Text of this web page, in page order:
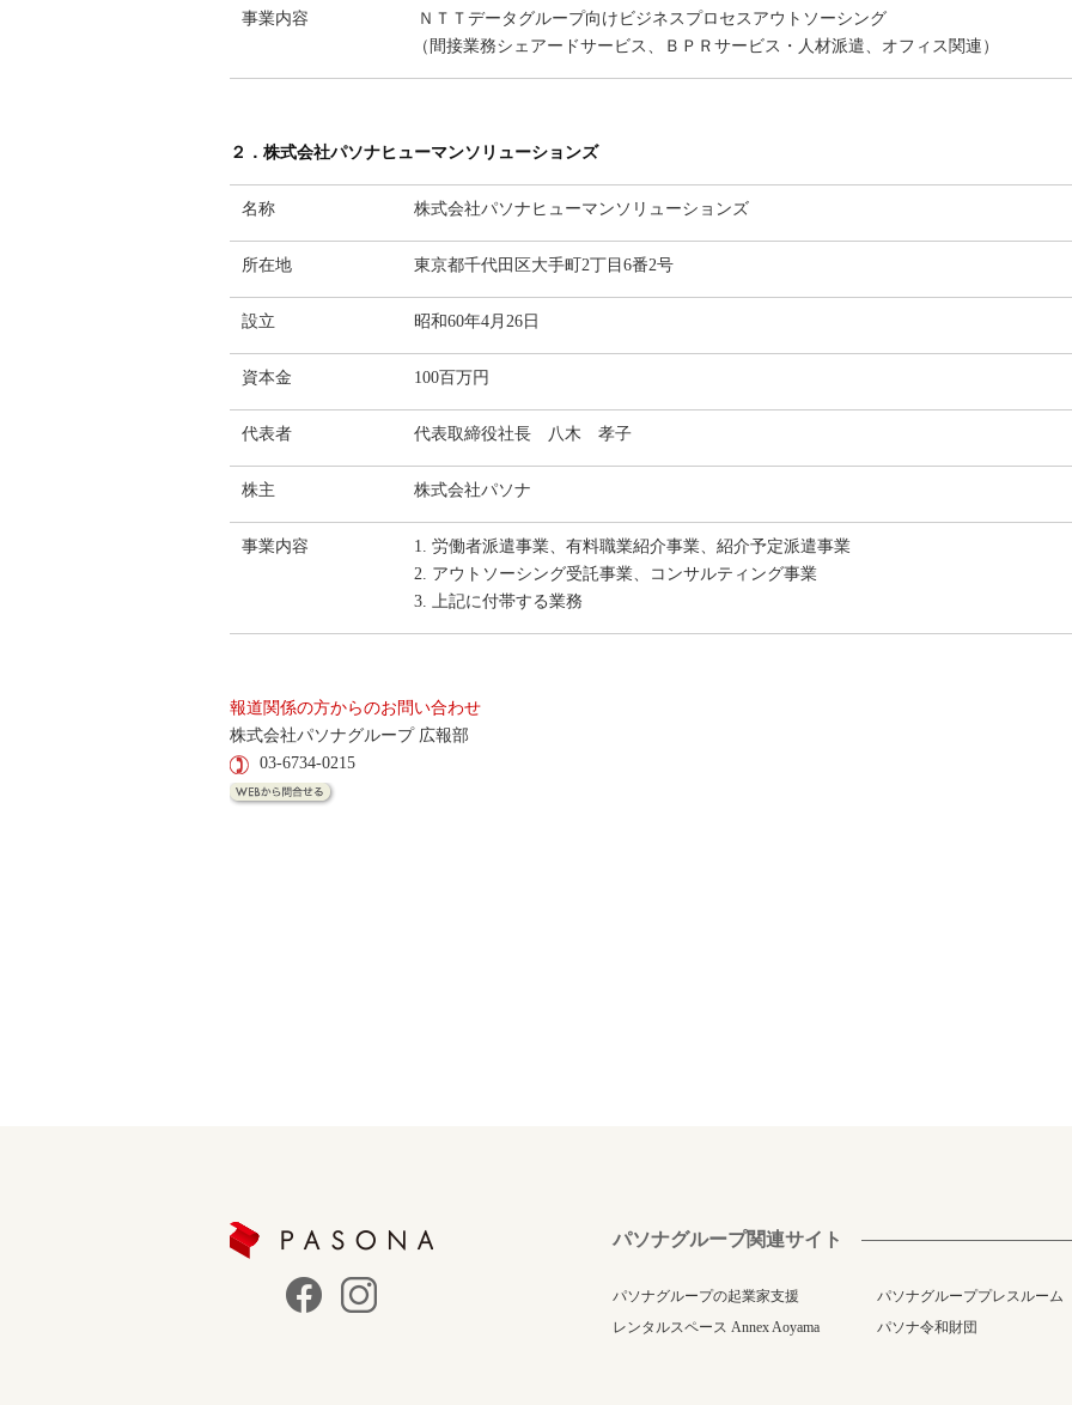
事業内容
ＮＴＴデータグループ向けビジネスプロセスアウトソーシング
（間接業務シェアードサービス、ＢＰＲサービス・人材派遣、オフィス関連）
２．株式会社パソナヒューマンソリューションズ
名称 株式会社パソナヒューマンソリューションズ
所在地 東京都千代田区大手町2丁目6番2号
設立 昭和60年4月26日
資本金 100百万円
代表者 代表取締役社長 八木 孝子
株主 株式会社パソナ
事業内容
1. 労働者派遣事業、有料職業紹介事業、紹介予定派遣事業
2. アウトソーシング受託事業、コンサルティング事業
3. 上記に付帯する業務
報道関係の方からのお問い合わせ
株式会社パソナグループ 広報部
03-6734-0215
パソナグループ関連サイト
パソナグループの起業家支援 パソナグループプレスルーム
レンタルスペース Annex Aoyama
パソナ令和財団